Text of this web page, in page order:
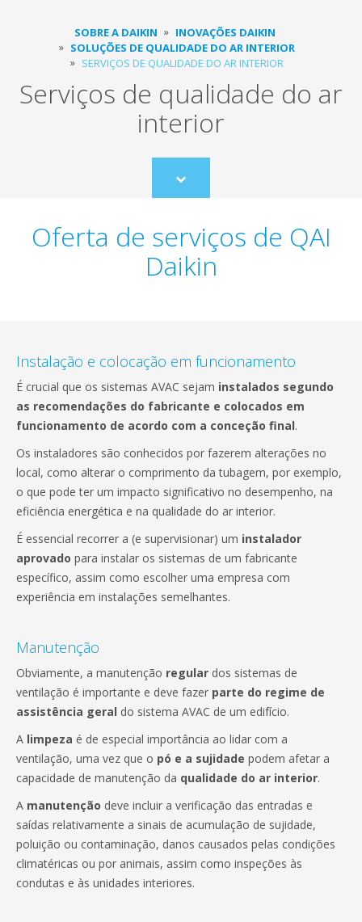
SOBRE A DAIKIN
INOVAÇÕES DAIKIN
SOLUÇÕES DE QUALIDADE DO AR INTERIOR
SERVIÇOS DE QUALIDADE DO AR INTERIOR
Serviços de qualidade do ar
interior
Scroll
to
Oferta de serviços de QAI
Daikin
Instalação e colocação em funcionamento
É crucial que os sistemas AVAC sejam instalados segundo
as recomendações do fabricante e colocados em
funcionamento de acordo com a conceção final.
Os instaladores são conhecidos por fazerem alterações no
local, como alterar o comprimento da tubagem, por exemplo,
o que pode ter um impacto significativo no desempenho, na
eficiência energética e na qualidade do ar interior.
É essencial recorrer a (e supervisionar) um instalador
aprovado para instalar os sistemas de um fabricante
específico, assim como escolher uma empresa com
experiência em instalações semelhantes.
Manutenção
Obviamente, a manutenção regular dos sistemas de
ventilação é importante e deve fazer parte do regime de
assistência geral do sistema AVAC de um edifício.
A limpeza é de especial importância ao lidar com a
ventilação, uma vez que o pó e a sujidade podem afetar a
capacidade de manutenção da qualidade do ar interior.
A manutenção deve incluir a verificação das entradas e
saídas relativamente a sinais de acumulação de sujidade,
poluição ou contaminação, danos causados pelas condições
climatéricas ou por animais, assim como inspeções às
condutas e às unidades interiores.